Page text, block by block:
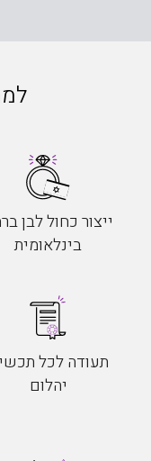
ייצור כחול לבן
בינלאומית
תעודה לכל
יהלום